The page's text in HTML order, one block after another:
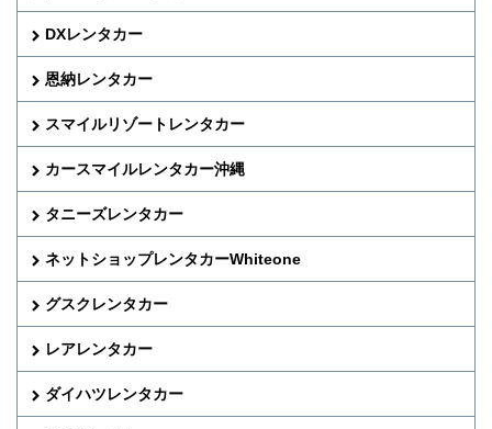
DXレンタカー
恩納レンタカー
スマイルリゾートレンタカー
カースマイルレンタカー沖縄
タニーズレンタカー
ネットショップレンタカーWhiteone
グスクレンタカー
レアレンタカー
ダイハツレンタカー